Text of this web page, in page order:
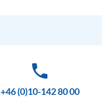
phone
+46 (0)10-142 80 00